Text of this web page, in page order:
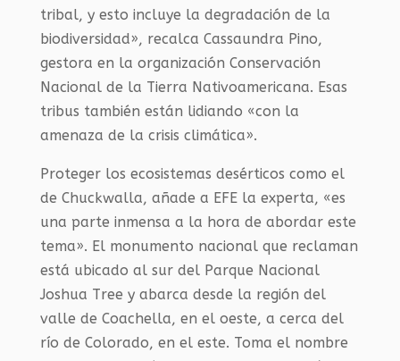
tribal, y esto incluye la degradación de la
biodiversidad», recalca Cassaundra Pino,
gestora en la organización Conservación
Nacional de la Tierra Nativoamericana. Esas
tribus también están lidiando «con la
amenaza de la crisis climática».
Proteger los ecosistemas desérticos como el
de Chuckwalla, añade a EFE la experta, «es
una parte inmensa a la hora de abordar este
tema». El monumento nacional que reclaman
está ubicado al sur del Parque Nacional
Joshua Tree y abarca desde la región del
valle de Coachella, en el oeste, a cerca del
río de Colorado, en el este. Toma el nombre